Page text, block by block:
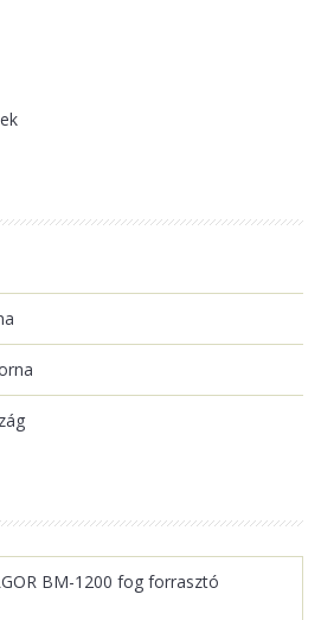
BM-1200 fog forrasztó